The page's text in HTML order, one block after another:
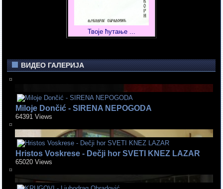
Твоје ћутање ...
ВИДЕО ГАЛЕРИЈА
Miloje Dončić - SIRENA NEPOGODA
64391 Views
Hristos Voskrese - Dečji hor SVETI KNEZ LAZAR
65020 Views